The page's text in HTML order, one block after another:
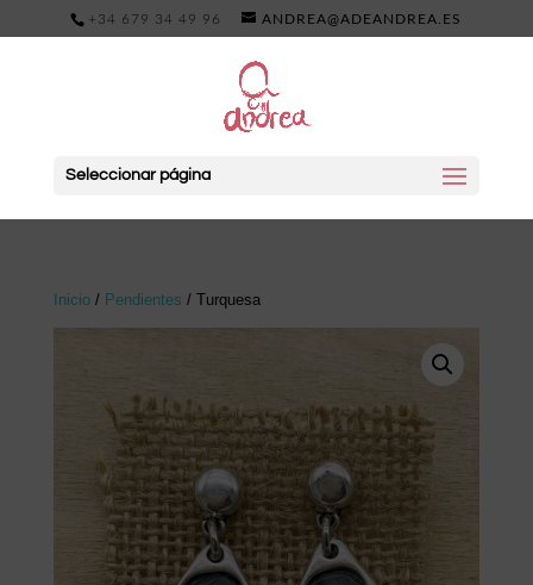
+34 679 34 49 96 ANDREA@ADEANDREA.ES
Seleccionar página
Inicio/ Pendientes / Turquesa